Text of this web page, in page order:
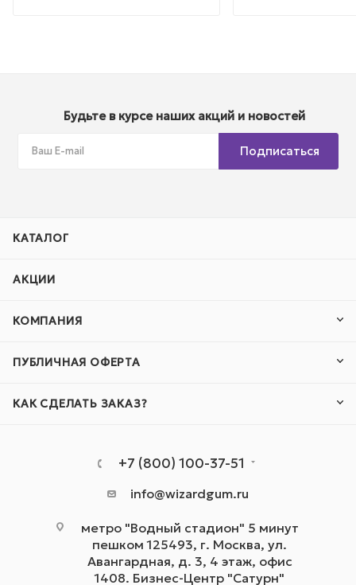
Будьте в курсе наших акций и новостей
Подписаться
КАТАЛОГ
АКЦИИ
КОМПАНИЯ
ПУБЛИЧНАЯ ОФЕРТА
КАК СДЕЛАТЬ ЗАКАЗ?
+7 (800) 100-37-51
info@wizardgum.ru
метро "Водный стадион" 5 минут
пешком 125493, г. Москва, ул.
Авангардная, д. 3, 4 этаж, офис
1408. Бизнес-Центр "Сатурн"